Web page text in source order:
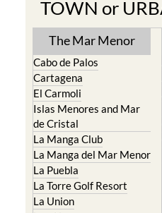
Find more
TOWN or
The Mar Menor
Cabo de Palos
Cartagena
El Carmoli
Islas Menores and Mar